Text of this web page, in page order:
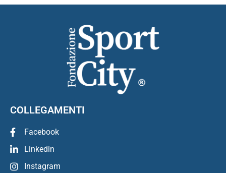
COLLEGAMENTI
Facebook
Linkedin
Instagram